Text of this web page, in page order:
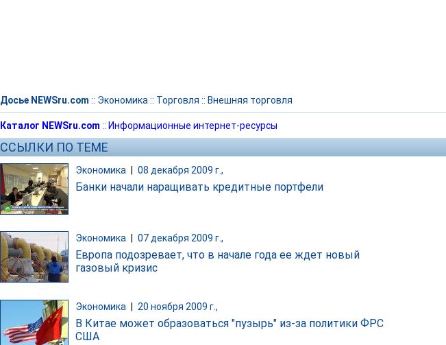
Досье NEWSru.com :: Экономика :: Торговля :: Внешняя торговля
Каталог NEWSru.com :: Информационные интернет-ресурсы
ССЫЛКИ ПО ТЕМЕ
Экономика 08 декабря 2009 г.,
Банки начали наращивать кредитные портфели
Экономика 07 декабря 2009 г.,
Европа подозревает, что в начале года ее ждет новый
газовый кризис
Экономика 20 ноября 2009 г.,
В Китае может образоваться "пузырь" из-за политики ФРС
США